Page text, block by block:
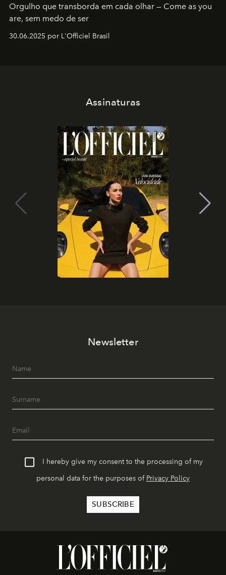
Orgulho que transborda em cada olhar — Come as you
are, sem medo de ser
30.06.2025 por L'Officiel Brasil
Assinaturas
Newsletter
I hereby give my consent to the processing of my
personal data for the purposes of Privacy Policy